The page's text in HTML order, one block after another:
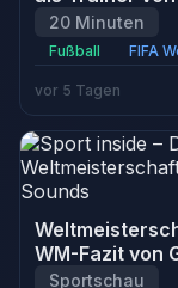
20 Minuten
Fußball FIFA
vor 5 Tagen
WM-Fazit von
Sportschau